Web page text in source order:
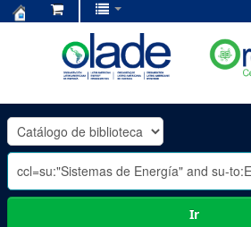
OLADE
-
Ir